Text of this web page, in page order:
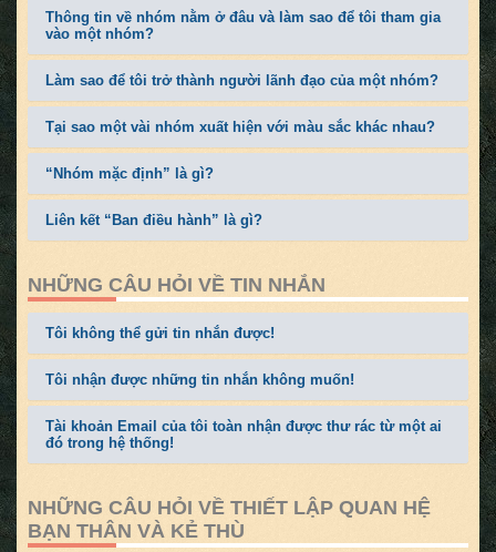
Thông tin về nhóm nằm ở đâu và làm sao để tôi tham gia
vào một nhóm?
Làm sao để tôi trở thành người lãnh đạo của một nhóm?
Tại sao một vài nhóm xuất hiện với màu sắc khác nhau?
“Nhóm mặc định” là gì?
Liên kết “Ban điều hành” là gì?
NHỮNG CÂU HỎI VỀ TIN NHẮN
Tôi không thể gửi tin nhắn được!
Tôi nhận được những tin nhắn không muốn!
Tài khoản Email của tôi toàn nhận được thư rác từ một ai
đó trong hệ thống!
NHỮNG CÂU HỎI VỀ THIẾT LẬP QUAN HỆ
BẠN THÂN VÀ KẺ THÙ